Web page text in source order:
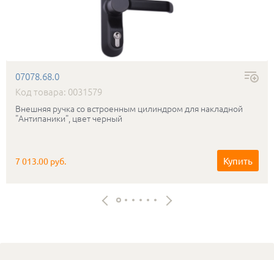
07078.68.0
Код товара: 0031579
Внешняя ручка со встроенным цилиндром для накладной
"Антипаники", цвет черный
7 013.00 руб. Купить